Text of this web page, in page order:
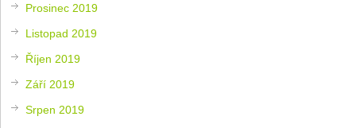
Prosinec 2019
Listopad 2019
Říjen 2019
Září 2019
Srpen 2019